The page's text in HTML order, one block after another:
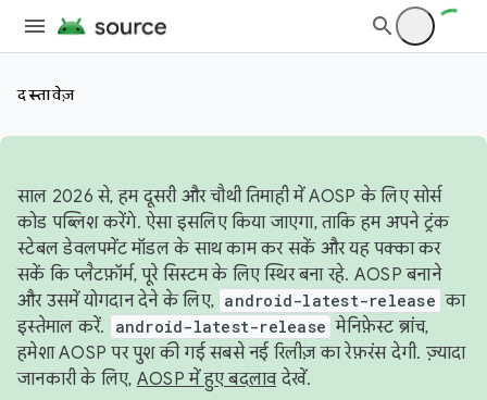
दस्तावेज़
साल 2026 से, हम दूसरी और चौथी तिमाही में AOSP के लिए सोर्स
कोड पब्लिश करेंगे. ऐसा इसलिए किया जाएगा, ताकि हम अपने ट्रंक
स्टेबल डेवलपमेंट मॉडल के साथ काम कर सकें और यह पक्का कर
सकें कि प्लैटफ़ॉर्म, पूरे सिस्टम के लिए स्थिर बना रहे. AOSP बनाने
और उसमें योगदान देने के लिए, android-latest-release का
इस्तेमाल करें.
android-latest-release मेनिफ़ेस्ट ब्रांच,
हमेशा AOSP पर पुश की गई सबसे नई रिलीज़ का रेफ़रंस देगी. ज़्यादा
जानकारी के लिए, AOSP में हुए बदलावदेखें.